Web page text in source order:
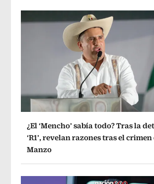
¿El ‘Mencho’ sabía todo? Tras la
‘R1’, revelan razones tras el
Manzo